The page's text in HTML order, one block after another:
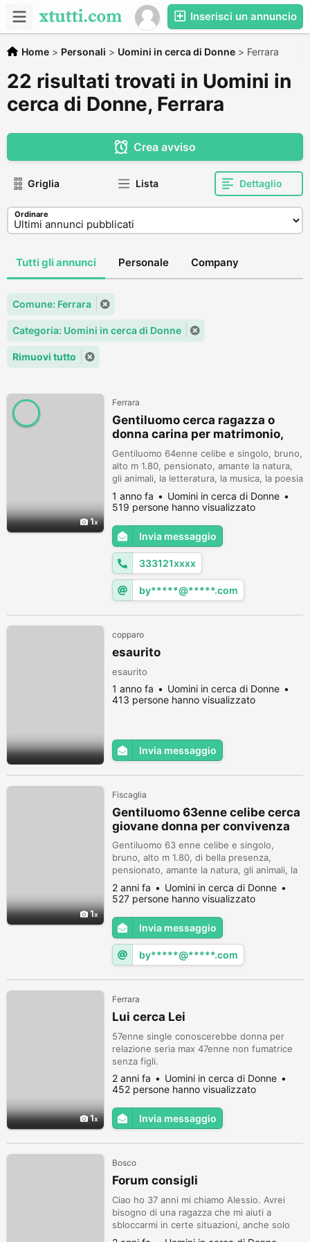
Inserisci un annuncio
Home > Personali > Uomini in cerca di Donne > Ferrara
22 risultati trovati in Uomini in
cerca di Donne, Ferrara
Crea avviso
Griglia Lista Dettaglio
Ordinare
Tutti gli annunci Personale Company
Comune: Ferrara
Categoria: Uomini in cerca di Donne
Rimuovi tutto
1
Ferrara
Gentiluomo cerca ragazza o
donna carina per matrimonio,
convivenza
Gentiluomo 64enne celibe e singolo, bruno,
alto m 1.80, pensionato, amante la natura,
gli animali, la letteratura, la musica, la poesia
e l'arte, cerca ragazza o donna carina per
relazione seria e duratura, matrimonio e
convivenza in campagna vicino al mare. Tel.
+39 333 121 4309
1 anno fa
Uomini in cerca di Donne
519 persone hanno visualizzato
Invia messaggio
333121xxxx
by*****@*****.com
copparo
esaurito
esaurito
1 anno fa
Uomini in cerca di Donne
413 persone hanno visualizzato
Invia messaggio
1
Fiscaglia
Gentiluomo 63enne celibe cerca
giovane donna per convivenza
Gentiluomo 63 enne celibe e singolo,
bruno, alto m 1.80, di bella presenza,
pensionato, amante la natura, gli animali, la
musica, la letteratura, la poesia e l'arte,
cerca giovane donna carina per relazione
seria e duratura, convivenza.
2 anni fa
Uomini in cerca di Donne
527 persone hanno visualizzato
Invia messaggio
by*****@*****.com
1
Ferrara
Lui cerca Lei
57enne single conoscerebbe donna per
relazione seria max 47enne non fumatrice
senza figli.
2 anni fa
Uomini in cerca di Donne
452 persone hanno visualizzato
Invia messaggio
Bosco
Forum consigli
Ciao ho 37 anni mi chiamo Alessio. Avrei
bisogno di una ragazza che mi aiuti a
sbloccarmi in certe situazioni, anche solo
parlarne, sono situazioni un po imbarazzanti